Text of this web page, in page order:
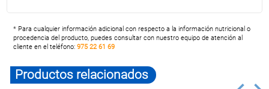
* Para cualquier información adicional con respecto a la información nutricional o
procedencia del producto, puedes consultar con nuestro equipo de atención al
cliente en el teléfono:975 22 61 69
Productos relacionados